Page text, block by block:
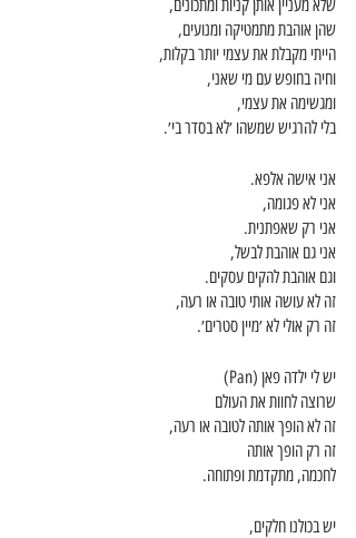
שלא מעניין אותן קניות ומתכונים,
שהן אוהבת מתמטיקה ומנועים,
הייתי מקבלת את עצמי יותר בקלות,
וחיה בחופש עם מי שאני,
ומגשימה את עצמי,
בלי להרגיש שמשהו ׳לא בסדר בי׳.
אני אישה אלפא.
אני לא פגומה,
אני רק שאפתנית.
אני גם אוהבת לבשל,
וגם אוהבת להקים עסקים.
זה לא עושה אותי טובה או רעה,
זה רק אולי לא ׳מיין סטרים׳.
יש לי ילדה פאן (Pan)
שרוצה לחוות את העולם
זה לא הופך אותה לטובה או רעה,
זה רק הופך אותה
לחכמה, מתקדמת ופתוחה.
יש בכולנו חלקים,